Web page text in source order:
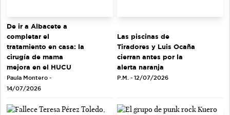
De ir a Albacete a
completar el
tratamiento en casa: la
cirugía de mama
mejora en el HUCU
Paula Montero -
14/07/2026
Las piscinas de
Tiradores y Luis Ocaña
cierran antes por la
alerta naranja
P.M. - 12/07/2026